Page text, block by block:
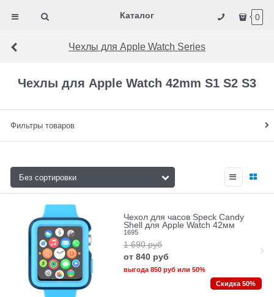
Каталог 0
Чехлы для Apple Watch Series
Чехлы для Apple Watch 42mm S1 S2 S3
Фильтры товаров
Чехол для часов Speck Candy
Shell для Apple Watch 42мм
1695
1 690 руб
от 840 руб
выгода 850 рубили 50%
Скидка 50%